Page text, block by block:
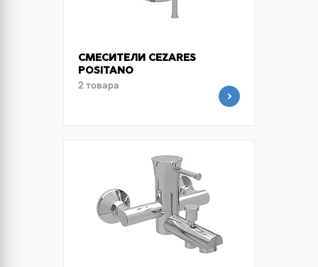
СМЕСИТЕЛИ CEZARES
POSITANO
2 товара